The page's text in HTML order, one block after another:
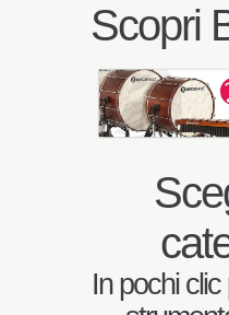
Scopri
In pochi